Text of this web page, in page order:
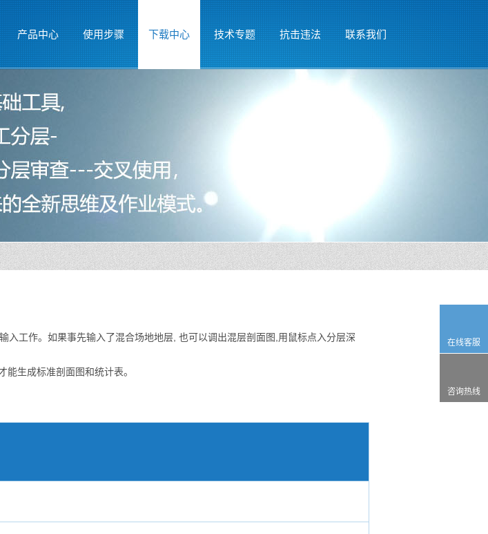
产品中心 使用步骤 下载中心 技术专题 抗击违法 联系我们
工作。如果事先输入了混合场地地层, 也可以调出混层剖面图,用鼠标点入分层深
生成标准剖面图和统计表。
在线客服
咨询热线